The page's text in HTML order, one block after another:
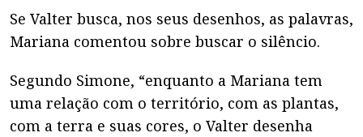
Se Valter busca, nos seus desenhos, as palavras,
Mariana comentou sobre buscar o silêncio.
Segundo Simone, “enquanto a Mariana tem
uma relação com o território, com as plantas,
com a terra e suas cores, o Valter desenha